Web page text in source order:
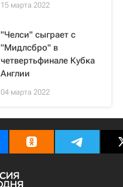
15 марта 2022
"Челси" сыграет с
"Мидлсбро" в
четвертьфинале Кубка
Англии
04 марта 2022